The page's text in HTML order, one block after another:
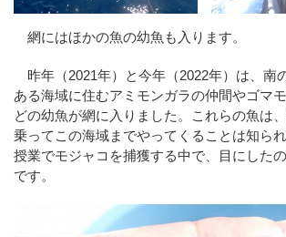
網にはほかの魚の幼魚も入ります。
昨年（2021年）と今年（2022年）は、南
ある海域に住むアミモンガラの仲間やゴマ
どの幼魚が網に入りました。これらの魚は
乗ってこの海域までやってくることは知られ
授業でモジャコを捕獲する中で、目にした
です。